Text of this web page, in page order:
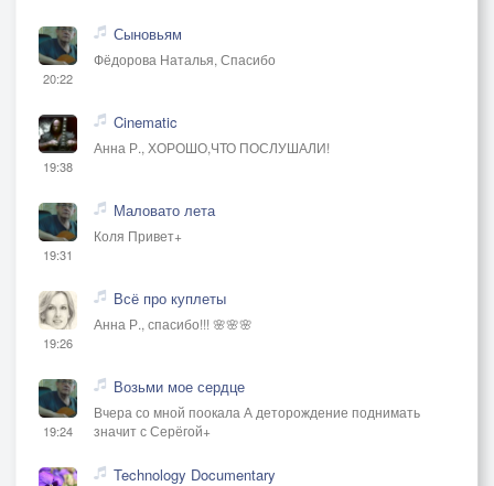
20:22
Сыновьям
Фёдорова Наталья, Спасибо
19:38
Cinematic
Анна Р., ХОРОШО,ЧТО ПОСЛУШАЛИ!
19:31
Маловато лета
Коля Привет+
19:26
Всё про куплеты
Анна Р., спасибо!!! 🌸🌸🌸
19:24
Возьми мое сердце
Вчера со мной поокала А деторождение поднимать
значит с Серёгой+
Technology Documentary